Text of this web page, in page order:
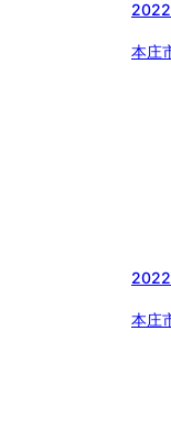
本庄
本庄